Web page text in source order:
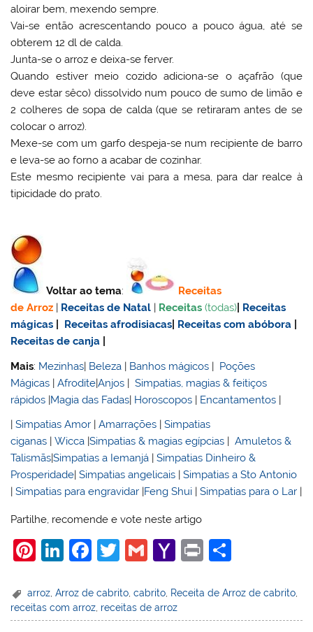
aloirar bem, mexendo sempre.
Vai-se então acrescentando pouco a pouco água, até se
obterem 12 dl de calda.
Junta-se o arroz e deixa-se ferver.
Quando estiver meio cozido adiciona-se o açafrão (que
deve estar sêco) dissolvido num pouco de sumo de limão e
2 colheres de sopa de calda (que se retiraram antes de se
colocar o arroz).
Mexe-se com um garfo despeja-se num recipiente de barro
e leva-se ao forno a acabar de cozinhar.
Este mesmo recipiente vai para a mesa, para dar realce à
tipicidade do prato.
Voltar ao tema:
Receitas
de Arroz
Receitas de Natal Receitas (todas)
Receitas
mágicas
Receitas afrodisiacas Receitas com abóbora
Receitas de canja
Mais: Mezinhas| Beleza | Banhos mágicos | Poções
Mágicas |Afrodite|Anjos |Simpatias, magias & feitiços
rápidos |Magia das Fadas| Horoscopos | Encantamentos |
|Simpatias Amor |Amarrações |Simpatias
ciganas |Wicca |Simpatias & magias egípcias |Amuletos &
Talismãs|Simpatias a Iemanjá |Simpatias Dinheiro &
Prosperidade|Simpatias angelicais |Simpatias a Sto Antonio
|Simpatias para engravidar |Feng Shui |Simpatias para o Lar |
Partilhe, recomende e vote neste artigo
Pi
er
e
Li
k
e
F
c
e
T
itt
er
G
ai
l
Y
h
o
Pr
t
ar
e
arroz ,Arroz de cabrito ,cabrito Receita de Arroz de cabrito
receitas com arroz, receitas de arroz